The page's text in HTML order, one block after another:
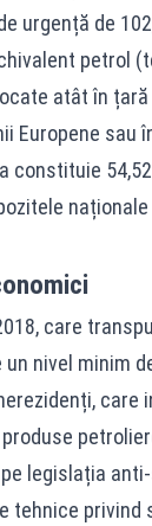
urgență de
petrol
atât în țară
Europene sau
constituie
care
nivel minim
care
legislația
tehnice privind